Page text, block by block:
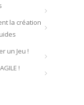
la création
un Jeu !
!